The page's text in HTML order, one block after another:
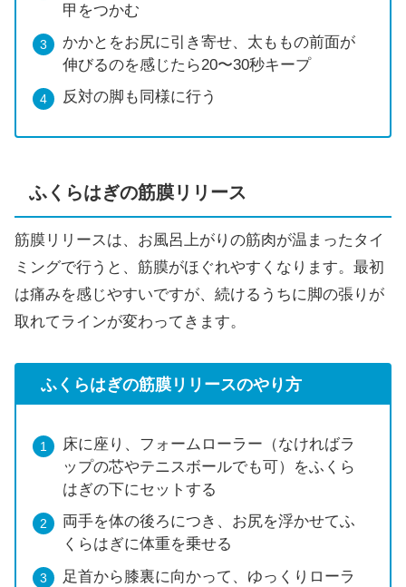
甲をつかむ
かかとをお尻に引き寄せ、太ももの前面が
伸びるのを感じたら20〜30秒キープ
反対の脚も同様に行う
ふくらはぎの筋膜リリース
筋膜リリースは、お風呂上がりの筋肉が温まったタイ
ミングで行うと、筋膜がほぐれやすくなります。最初
は痛みを感じやすいですが、続けるうちに脚の張りが
取れてラインが変わってきます。
ふくらはぎの筋膜リリースのやり方
床に座り、フォームローラー（なければラ
ップの芯やテニスボールでも可）をふくら
はぎの下にセットする
両手を体の後ろにつき、お尻を浮かせてふ
くらはぎに体重を乗せる
足首から膝裏に向かって、ゆっくりローラ